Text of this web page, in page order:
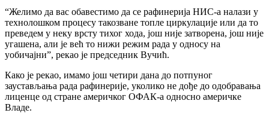
Link
Share
“Желимо да вас обавестимо да се рафинерија НИС-а налази у
технолошком процесу такозване топле циркулације или да то
преведем у неку врсту тихог хода, још није затворена, још није
угашена, али је већ то нижи режим рада у односу на
уобичајни”, рекао је председник Вучић.
Како је рекао, имамо још четири дана до потпуног
заустављања рада рафинерије, уколико не дође до одобравања
лиценце од стране америчког ОФАК-а односно америчке
Владе.